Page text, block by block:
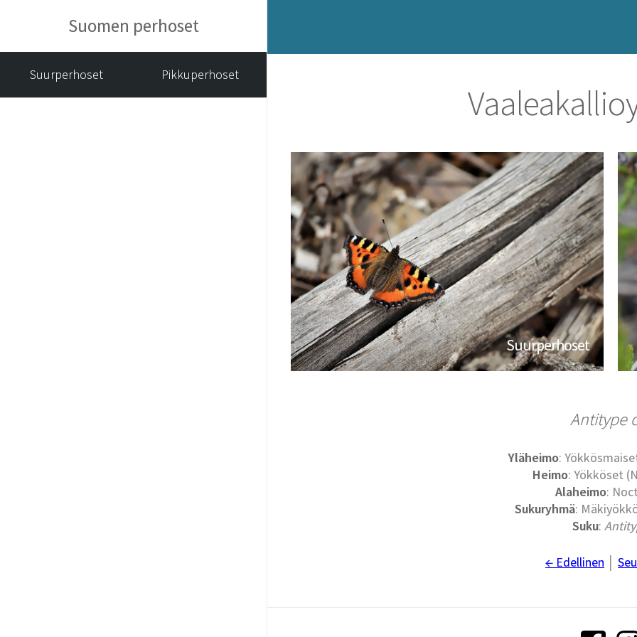
Suomen perhoset
Suurperhoset Pikkuperhoset
Suurperhoset
Antitype
Yläheimo:
Heimo: Yökköset
Alaheimo:
Sukuryhmä:
Suku:
← Edellinen